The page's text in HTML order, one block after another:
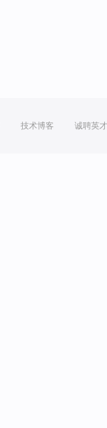
技术博客 诚聘英才